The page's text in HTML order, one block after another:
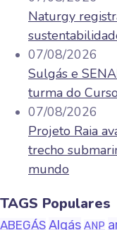
Naturgy
07/08/2026
Sulgás e
turma do
07/08/2026
Projeto Raia
trecho
mundo
TAGS Populares
ABEGÁS Algás ANP